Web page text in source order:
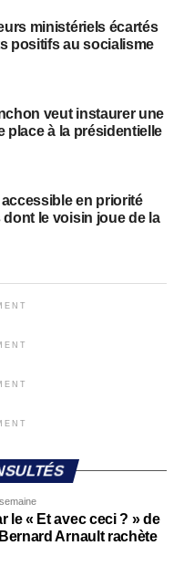
ministériels écartés
positifs au socialisme
veut instaurer une
place à la présidentielle
accessible en priorité
le voisin joue de la
le « Et avec ceci ? » de
Arnault rachète